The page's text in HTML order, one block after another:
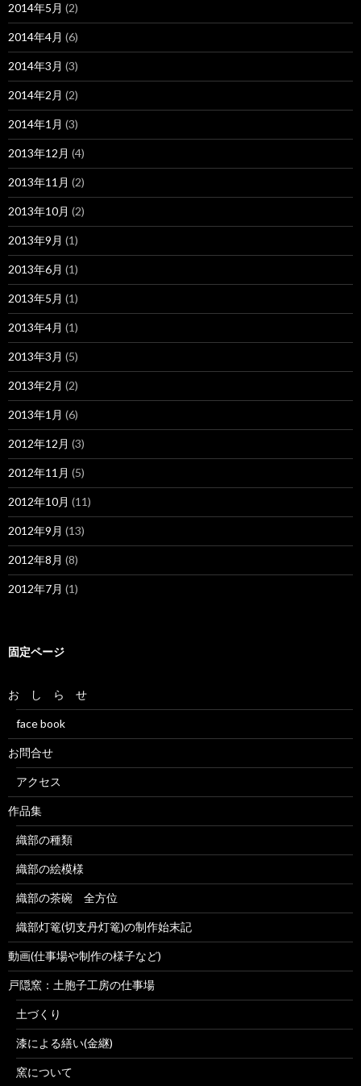
2014年5月 (2)
2014年4月 (6)
2014年3月 (3)
2014年2月 (2)
2014年1月 (3)
2013年12月 (4)
2013年11月 (2)
2013年10月 (2)
2013年9月 (1)
2013年6月 (1)
2013年5月 (1)
2013年4月 (1)
2013年3月 (5)
2013年2月 (2)
2013年1月 (6)
2012年12月 (3)
2012年11月 (5)
2012年10月 (11)
2012年9月 (13)
2012年8月 (8)
2012年7月 (1)
固定ページ
お し ら せ
face book
お問合せ
アクセス
作品集
織部の種類
織部の絵模様
織部の茶碗 全方位
織部灯篭(切支丹灯篭)の制作始末記
動画(仕事場や制作の様子など)
戸隠窯：土胞子工房の仕事場
土づくり
漆による繕い(金継)
窯について